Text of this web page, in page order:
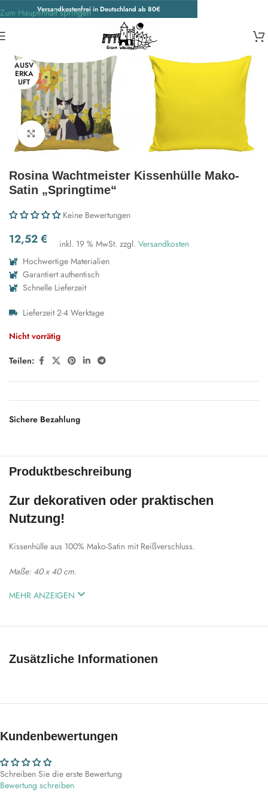
Versandkostenfrei in Deutschland ab 80€
Zum Hauptinhalt springen
Bettwäsche
AUSV
ERKA
UFT
Zum Vergrößern klicken
Rosina Wachtmeister Kissenhülle Mako-
Satin „Springtime“
Keine Bewertungen
12,52€ inkl. 19 % MwSt. zzgl. Versandkosten
Hochwertige Materialien
Garantiert authentisch
Schnelle Lieferzeit
Lieferzeit 2-4 Werktage
Nicht vorrätig
Teilen:
Sichere Bezahlung
Produktbeschreibung
Zur dekorativen oder praktischen
Nutzung!
Kissenhülle aus 100% Mako-Satin mit Reißverschluss.
Maße: 40 x 40 cm.
MEHR ANZEIGEN
Zusätzliche Informationen
Kundenbewertungen
Schreiben Sie die erste Bewertung
Bewertung schreiben